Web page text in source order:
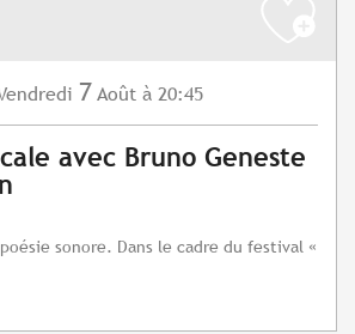
7 Août à 20:45
avec Bruno Geneste
sonore. Dans le cadre du festival «